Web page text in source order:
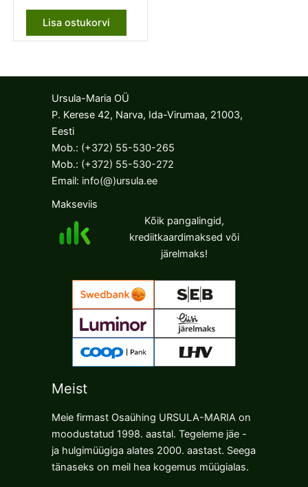
Lisa ostukorvi
Ursula-Maria OÜ
P. Kerese 42, Narva, Ida-Virumaa, 21003,
Eesti
Mob.: (+372) 55-530-265
Mob.: (+372) 55-530-272
Email: info(@)ursula.ee
Makseviis
Kõik pangalingid,
krediitkaardimaksed või
järelmaks!
Meist
Meie firmast Osaühing URSULA-MARIA on
moodustatud 1998. aastal. Tegeleme jäe -
ja hulgimüügiga alates 2000. aastast. Seega
tänaseks on meil hea kogemus müügialas.